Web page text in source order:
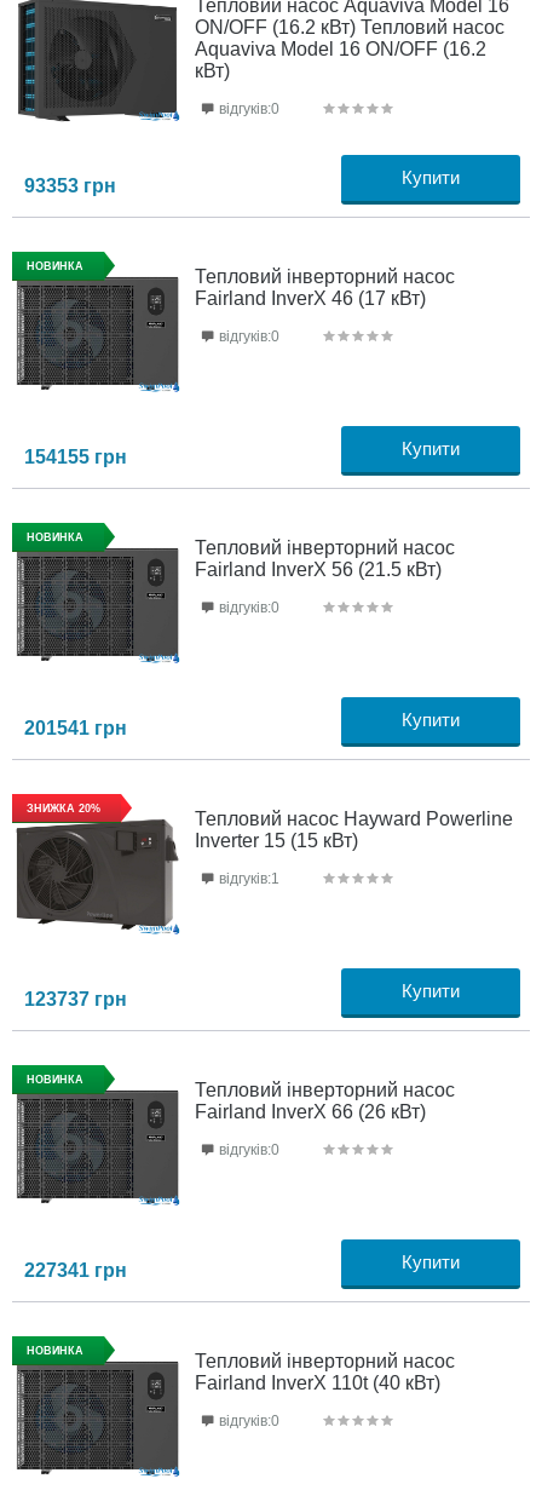
Тепловий насос Aquaviva Model 16
ON/OFF (16.2 кВт) Тепловий насос
Aquaviva Model 16 ON/OFF (16.2
кВт)
93353 грн Купити
відгуків:0
НОВИНКА
Тепловий інверторний насос
Fairland InverX 46 (17 кВт)
154155 грн Купити
відгуків:0
НОВИНКА
Тепловий інверторний насос
Fairland InverX 56 (21.5 кВт)
201541 грн Купити
відгуків:0
ЗНИЖКА 20%
Тепловий насос Hayward Powerline
Inverter 15 (15 кВт)
123737 грн Купити
відгуків:1
НОВИНКА
Тепловий інверторний насос
Fairland InverX 66 (26 кВт)
227341 грн Купити
відгуків:0
НОВИНКА
Тепловий інверторний насос
Fairland InverX 110t (40 кВт)
відгуків:0